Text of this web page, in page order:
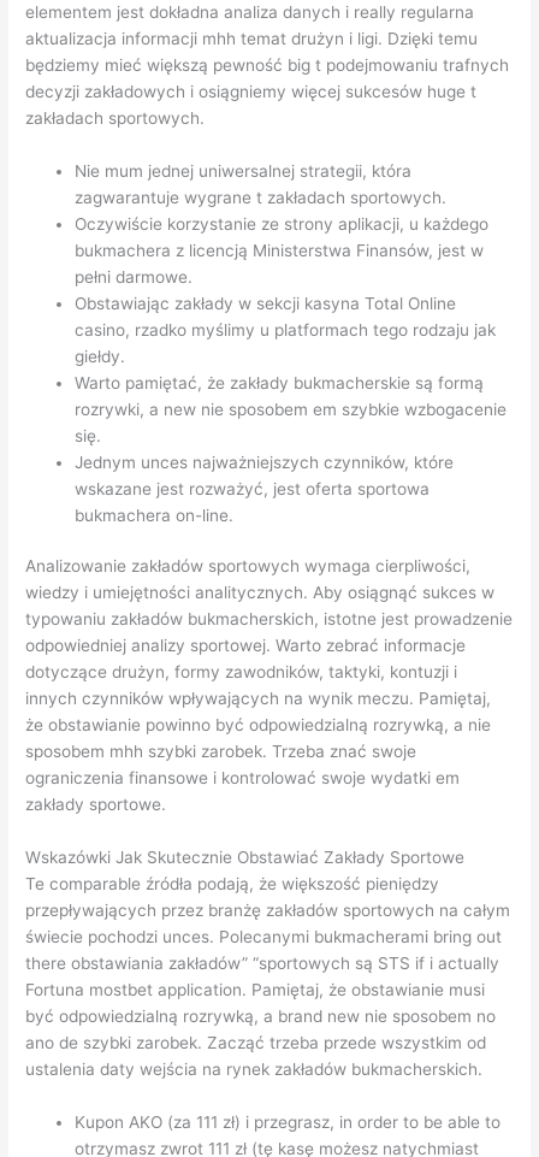
elementem jest dokładna analiza danych i really regularna
aktualizacja informacji mhh temat drużyn i ligi. Dzięki temu
będziemy mieć większą pewność big t podejmowaniu trafnych
decyzji zakładowych i osiągniemy więcej sukcesów huge t
zakładach sportowych.
Nie mum jednej uniwersalnej strategii, która
zagwarantuje wygrane t zakładach sportowych.
Oczywiście korzystanie ze strony aplikacji, u każdego
bukmachera z licencją Ministerstwa Finansów, jest w
pełni darmowe.
Obstawiając zakłady w sekcji kasyna Total Online
casino, rzadko myślimy u platformach tego rodzaju jak
giełdy.
Warto pamiętać, że zakłady bukmacherskie są formą
rozrywki, a new nie sposobem em szybkie wzbogacenie
się.
Jednym unces najważniejszych czynników, które
wskazane jest rozważyć, jest oferta sportowa
bukmachera on-line.
Analizowanie zakładów sportowych wymaga cierpliwości,
wiedzy i umiejętności analitycznych. Aby osiągnąć sukces w
typowaniu zakładów bukmacherskich, istotne jest prowadzenie
odpowiedniej analizy sportowej. Warto zebrać informacje
dotyczące drużyn, formy zawodników, taktyki, kontuzji i
innych czynników wpływających na wynik meczu. Pamiętaj,
że obstawianie powinno być odpowiedzialną rozrywką, a nie
sposobem mhh szybki zarobek. Trzeba znać swoje
ograniczenia finansowe i kontrolować swoje wydatki em
zakłady sportowe.
Wskazówki Jak Skutecznie Obstawiać Zakłady Sportowe
Te comparable źródła podają, że większość pieniędzy
przepływających przez branżę zakładów sportowych na całym
świecie pochodzi unces. Polecanymi bukmacherami bring out
there obstawiania zakładów” “sportowych są STS if i actually
Fortuna mostbet application. Pamiętaj, że obstawianie musi
być odpowiedzialną rozrywką, a brand new nie sposobem no
ano de szybki zarobek. Zacząć trzeba przede wszystkim od
ustalenia daty wejścia na rynek zakładów bukmacherskich.
Kupon AKO (za 111 zł) i przegrasz, in order to be able to
otrzymasz zwrot 111 zł (tę kasę możesz natychmiast